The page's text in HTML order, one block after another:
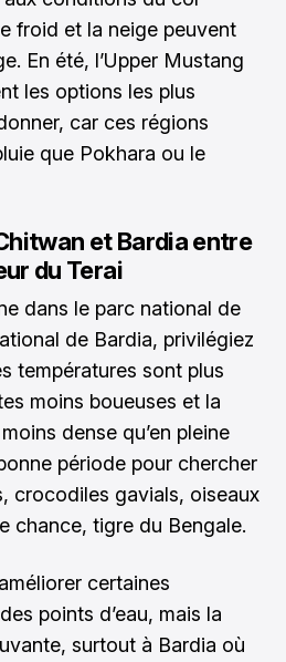
froid et la neige peuvent
En été, l’Upper Mustang
les options les plus
car ces régions
que Pokhara ou le
et Bardia entre
du Terai
dans le parc national de
de Bardia, privilégiez
températures sont plus
moins boueuses et la
dense qu’en pleine
période pour chercher
crocodiles gavials, oiseaux
chance, tigre du Bengale.
certaines
points d’eau, mais la
surtout à Bardia où